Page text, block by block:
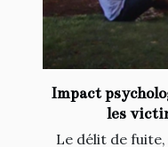
Impact
les
Le délit de